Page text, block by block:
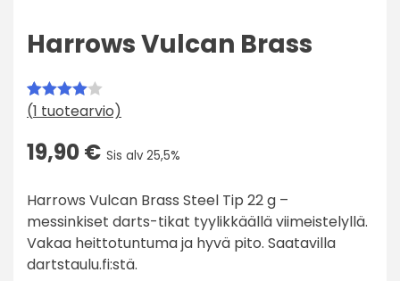
Harrows Vulcan Brass
Arvio
5:stä
1
asiakkaan
arvotukseen.
(1 tuotearvio)
19,90€ Sis alv 25,5%
Harrows Vulcan Brass Steel Tip 22 g –
messinkiset darts-tikat tyylikkäällä viimeistelyllä.
Vakaa heittotuntuma ja hyvä pito. Saatavilla
dartstaulu.fi:stä.